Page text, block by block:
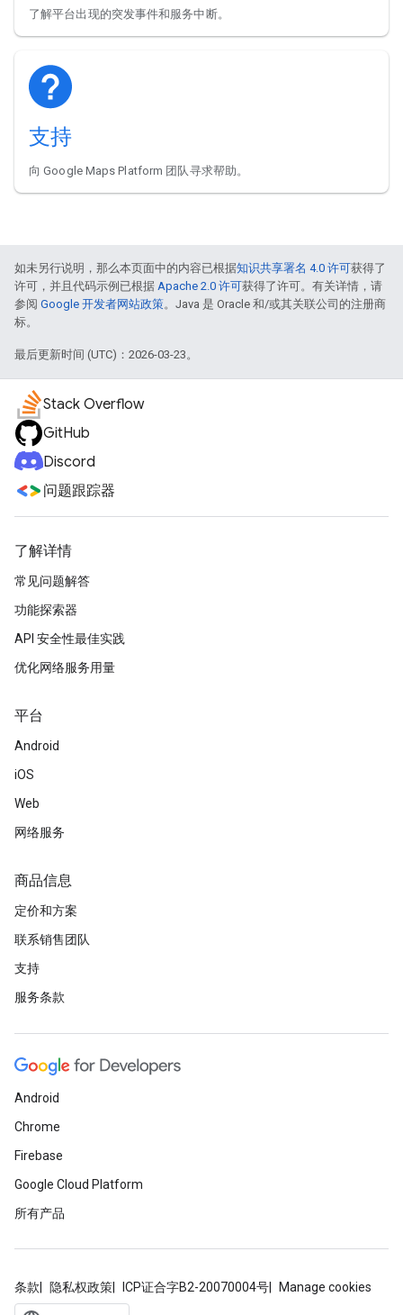
了解平台出现的突发事件和服务中断。
支持
向 Google Maps Platform 团队寻求帮助。
如未另行说明，那么本页面中的内容已根据知识共享署名 4.0 许可获得了
许可，并且代码示例已根据 Apache 2.0 许可获得了许可。有关详情，请
参阅 Google 开发者网站政策。Java 是 Oracle 和/或其关联公司的注册商
标。
最后更新时间 (UTC)：2026-03-23。
Stack Overflow
GitHub
Discord
问题跟踪器
了解详情
常见问题解答
功能探索器
API 安全性最佳实践
优化网络服务用量
平台
Android
iOS
Web
网络服务
商品信息
定价和方案
联系销售团队
支持
服务条款
Android
Chrome
Firebase
Google Cloud Platform
所有产品
条款 隐私权政策 ICP证合字B2-20070004号 Manage cookies